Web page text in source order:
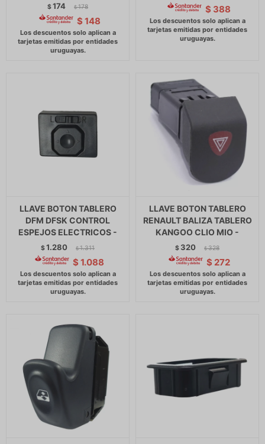
$174 $ 178
$ 148
$ 388
LLAVE BOTON TABLERO
DFM DFSK CONTROL
ESPEJOS ELECTRICOS -
$1.280 $ 1.311
$ 1.088
LLAVE BOTON TABLERO
RENAULT BALIZA TABLERO
KANGOO CLIO MIO -
$ 320 $ 328
$ 272